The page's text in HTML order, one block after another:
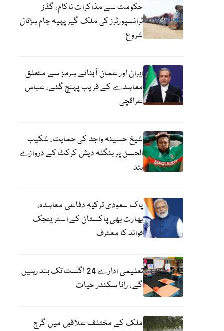
حکومت سے مذاکرات ناکام، گڈز
ٹرانسپورٹرز کی ملک گیر پہیہ جام ہڑتال
شروع
ایران اور عمان آبنائے ہرمز سے متعلق
معاہدے کے قریب پہنچ گئے، عباس
عراقچی
شیخ حسینہ واجد کی حمایت، شکیب
الحسن پر بنگلہ دیش کرکٹ کے دروازے
بند
پاک سعودی ترکیہ دفاعی معاہدہ،
بھارت بھی پاکستان کے اسٹریٹجک
فوائد کا معترف
تعلیمی ادارے 24 اگست تک بند رہیں
گے، رانا سکندر حیات
ملک کے مختلف علاقوں میں گرج